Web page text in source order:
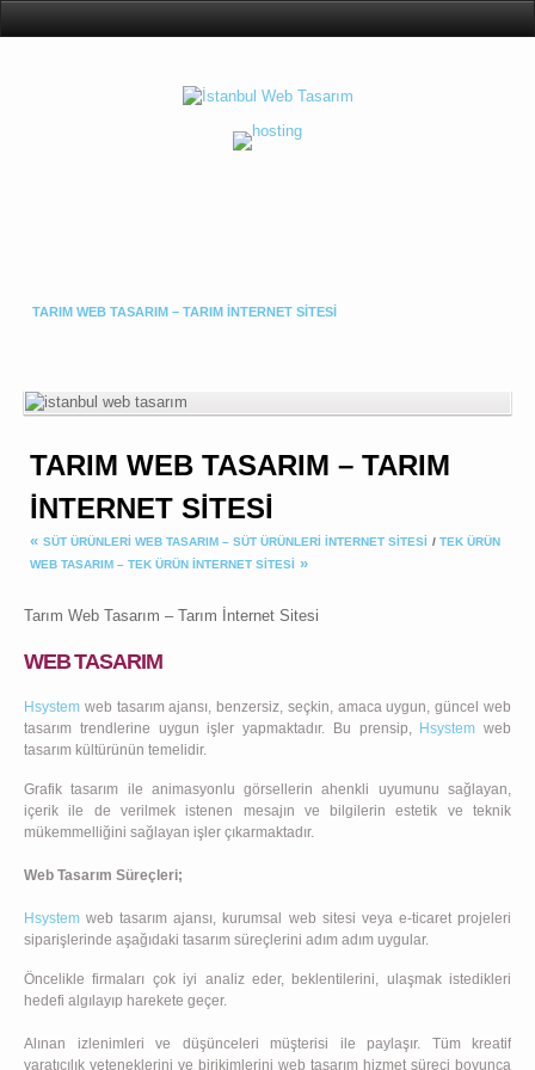
TARIM WEB TASARIM – TARIM İNTERNET SITESI
TARIM WEB TASARIM – TARIM
İNTERNET SITESI
« SÜT ÜRÜNLERI WEB TASARIM – SÜT ÜRÜNLERI İNTERNET SITESI / TEK ÜRÜN
WEB TASARIM – TEK ÜRÜN İNTERNET SITESI »
Tarım Web Tasarım – Tarım İnternet Sitesi
WEB TASARIM
Hsystem web tasarımajansı, benzersiz, seçkin, amaca uygun, güncel web
tasarım trendlerine uygun işler yapmaktadır. Bu prensip, Hsystem web
tasarım kültürünün temelidir.
Grafik tasarım ile animasyonlu görsellerin ahenkli uyumunu sağlayan,
içerik ile de verilmek istenen mesajın ve bilgilerin estetik ve teknik
mükemmelliğini sağlayan işler çıkarmaktadır.
Web Tasarım Süreçleri;
Hsystem web tasarım ajansı, kurumsal web sitesi veya e-ticaret projeleri
siparişlerinde aşağıdaki tasarım süreçlerini adım adım uygular.
Öncelikle firmaları çok iyi analiz eder, beklentilerini, ulaşmak istedikleri
hedefi algılayıp harekete geçer.
Alınan izlenimleri ve düşünceleri müşterisi ile paylaşır. Tüm kreatif
yaratıcılık yeteneklerini ve birikimlerini web tasarım hizmet süreci boyunca